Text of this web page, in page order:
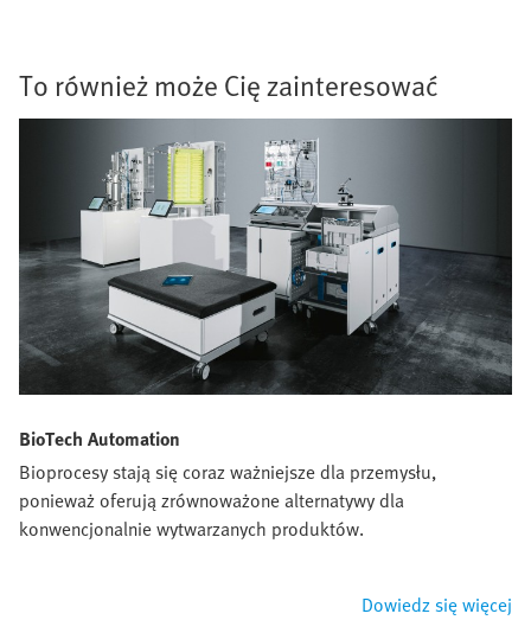
To również może Cię zainteresować
BioTech Automation
Bioprocesy stają się coraz ważniejsze dla przemysłu,
ponieważ oferują zrównoważone alternatywy dla
konwencjonalnie wytwarzanych produktów.
Dowiedz się więcej